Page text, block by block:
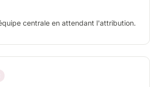
centrale en attendant l'attribution.